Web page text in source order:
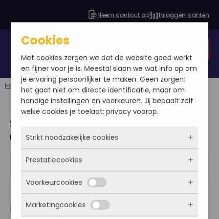
Neem contact op Inloggen klanten
Home Google Ads SEO Adviesrapport, de uitwerking
SEO Adviesrapport, de
uitwerking
Anouk de Wildt
Beste klant,
Cookies
Met cookies zorgen we dat de website goed werkt
en fijner voor je is. Meestal slaan we wat info op om
je ervaring persoonlijker te maken. Geen zorgen:
het gaat niet om directe identificatie, maar om
handige instellingen en voorkeuren. Jij bepaalt zelf
welke cookies je toelaat; privacy voorop.
Strikt noodzakelijke cookies
Deze cookies zorgen ervoor dat de website
überhaupt werkt. Ze zijn dus altijd actief en
kunnen niet worden uitgezet. Meestal worden
ze alleen geplaatst als jij iets doet, zoals
inloggen, een formulier invullen of je
Prestatiecookies
Met deze cookies zien we hoe vaak onze site
bezocht wordt, waar bezoekers vandaan
komen en welke pagina’s populair zijn. Zo
Voorkeurcookies
Deze cookies onthouden jouw voorkeuren.
Marketingcookies